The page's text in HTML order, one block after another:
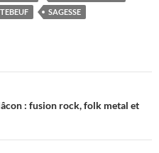
SAGESSE
: fusion rock, folk metal et